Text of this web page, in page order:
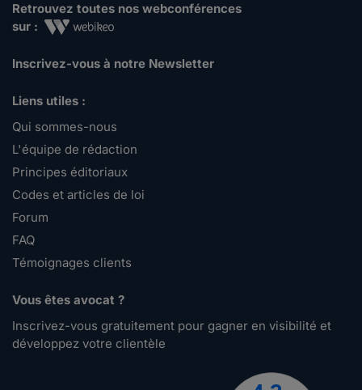
Retrouvez toutes nos webconférences
sur :
Inscrivez-vous à notre Newsletter
Liens utiles :
Qui sommes-nous
L'équipe de rédaction
Principes éditoriaux
Codes et articles de loi
Forum
FAQ
Témoignages clients
Vous êtes avocat ?
Inscrivez-vous gratuitement pour gagner en visibilité et
développez votre clientèle